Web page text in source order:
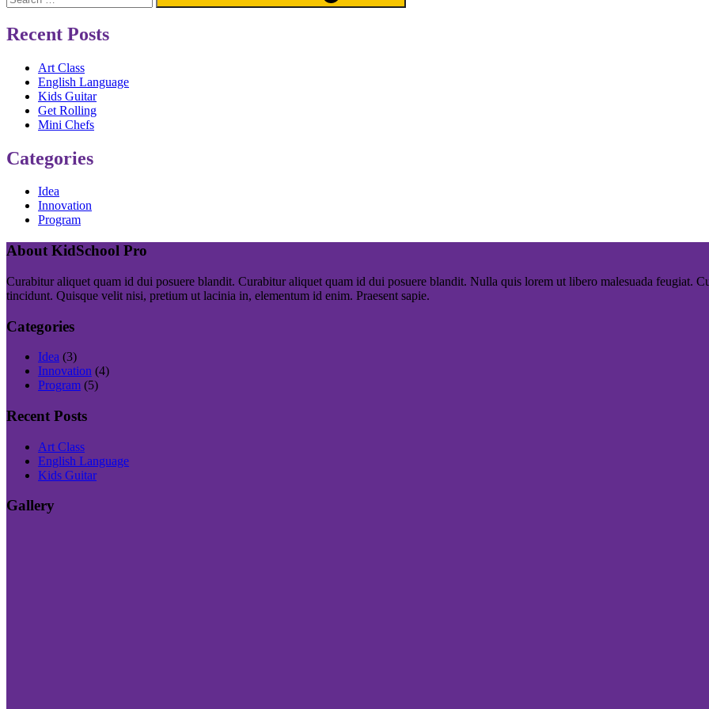
Recent Posts
Art Class
English Language
Kids Guitar
Get Rolling
Mini Chefs
Categories
Idea
Innovation
Program
About KidSchool Pro
Curabitur aliquet quam id dui posuere blandit. Curabitur aliquet quam id dui posuere blandit. Nulla quis lorem ut libero malesuada feugiat.
tincidunt. Quisque velit nisi, pretium ut lacinia in, elementum id enim. Praesent sapie.
Categories
Idea (3)
Innovation (4)
Program (5)
Recent Posts
Art Class
English Language
Kids Guitar
Gallery